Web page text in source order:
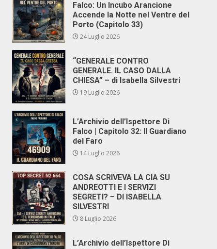
Falco: Un Incubo Arancione
Accende la Notte nel Ventre del
Porto (Capitolo 33)
24 Luglio 2026
“GENERALE CONTRO
GENERALE. IL CASO DALLA
CHIESA” – di Isabella Silvestri
19 Luglio 2026
L’Archivio dell’Ispettore Di
Falco | Capitolo 32: Il Guardiano
del Faro
14 Luglio 2026
COSA SCRIVEVA LA CIA SU
ANDREOTTI E I SERVIZI
SEGRETI? – DI ISABELLA
SILVESTRI
8 Luglio 2026
L’Archivio dell’Ispettore Di